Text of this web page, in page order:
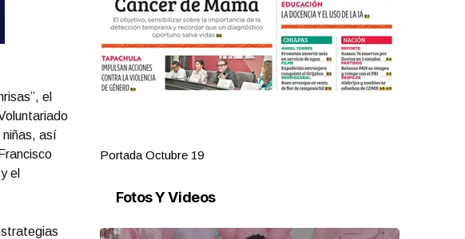
el
niñas, así
el
Portada Octubre 19
Fotos Y Videos